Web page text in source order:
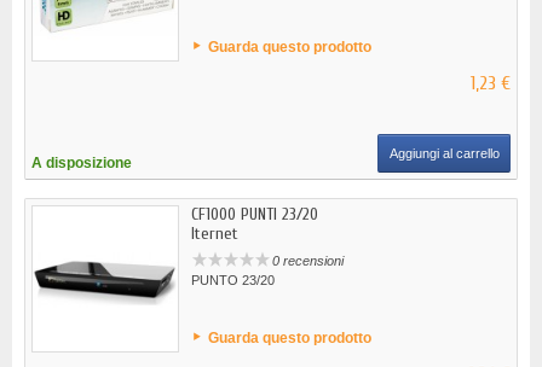
Guarda questo prodotto
1,23 €
A disposizione
Aggiungi al carrello
CF1000 PUNTI 23/20
Iternet
0 recensioni
PUNTO 23/20
Guarda questo prodotto